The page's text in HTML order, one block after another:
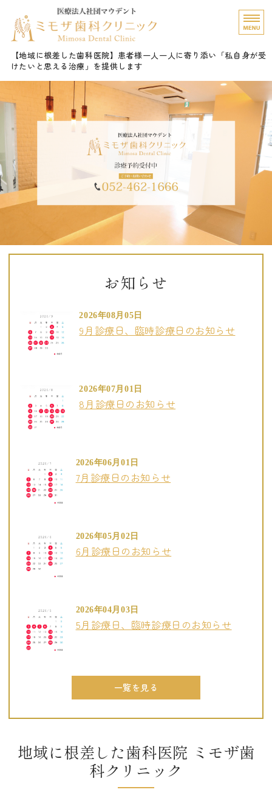
愛知県名古屋市 ミモザ
【地域に根差した歯科医院】患者様一人一人に寄り添い「私自身が受
けたいと思える治療」を提供します
診療内容
院長挨拶
医院概要・Gallery
ご予約
お知らせ
2026年08月05日
9月診療日、臨時診療日のお知らせ
2026年07月01日
8月診療日のお知らせ
2026年06月01日
7月診療日のお知らせ
2026年05月02日
6月診療日のお知らせ
2026年04月03日
5月診療日、臨時診療日のお知らせ
一覧を見る
地域に根差した歯科医院 ミモザ歯
科クリニック